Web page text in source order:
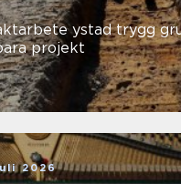
ystad trygg grund för
projekt
2026